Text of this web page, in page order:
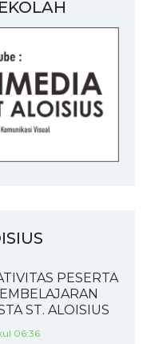
PESERTA
ST. ALOISIUS
06:36